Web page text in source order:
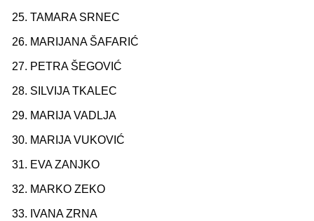
TAMARA SRNEC
MARIJANA ŠAFARIĆ
PETRA ŠEGOVIĆ
SILVIJA TKALEC
MARIJA VADLJA
MARIJA VUKOVIĆ
EVA ZANJKO
MARKO ZEKO
IVANA ZRNA